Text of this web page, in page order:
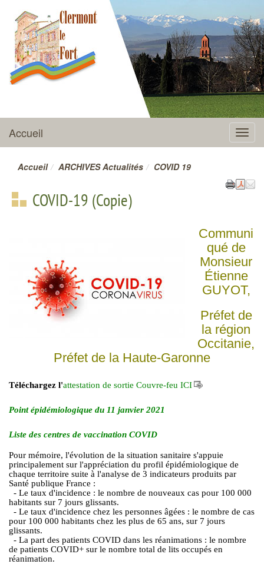
CLERMONT-LE-FORT
Menu
Accueil
Accueil ARCHIVES Actualités COVID 19
COVID-19 (Copie)
Communi
qué de
Monsieur
Étienne
GUYOT,
Préfet de
la région
Occitanie,
Préfet de la Haute-Garonne
Téléchargez l'attestation de sortie Couvre-feu ICI
Point épidémiologique du 11 janvier 2021
Liste des centres de vaccination COVID
Pour mémoire, l'évolution de la situation sanitaire s'appuie
principalement sur l'appréciation du profil épidémiologique de
chaque territoire suite à l'analyse de 3 indicateurs produits par
Santé publique France :
- Le taux d'incidence : le nombre de nouveaux cas pour 100 000
habitants sur 7 jours glissants.
- Le taux d'incidence chez les personnes âgées : le nombre de cas
pour 100 000 habitants chez les plus de 65 ans, sur 7 jours
glissants.
- La part des patients COVID dans les réanimations : le nombre
de patients COVID+ sur le nombre total de lits occupés en
réanimation.